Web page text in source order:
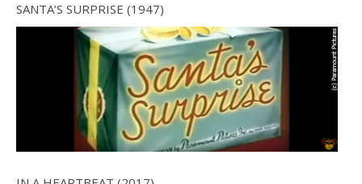
SANTA’S SURPRISE (1947)